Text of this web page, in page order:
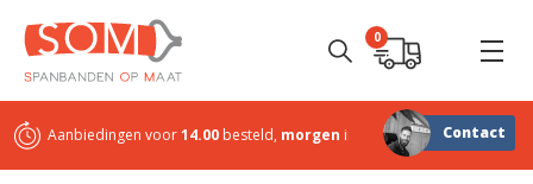
0
Aanbiedingen voor14.00 besteld, morgen in huisSterk in maatwerk
Contact